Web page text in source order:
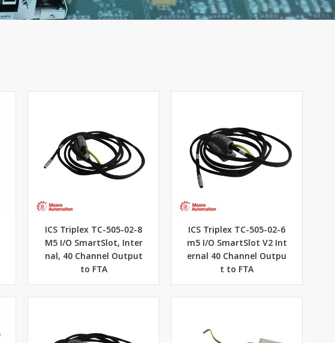
ICS Triplex TC-505-02-8
M5 I/O SmartSlot, Inter
nal, 40 Channel Output
to FTA
ICS Triplex TC-505-02-6
m5 I/O SmartSlot V2 Int
ernal 40 Channel Outpu
t to FTA